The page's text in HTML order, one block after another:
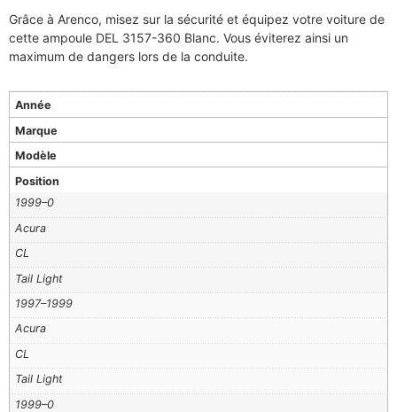
Grâce à Arenco, misez sur la sécurité et équipez votre voiture de
cette ampoule DEL 3157-360 Blanc. Vous éviterez ainsi un
maximum de dangers lors de la conduite.
Année
Marque
Modèle
Position
1999–0
Acura
CL
Tail Light
1997–1999
Acura
CL
Tail Light
1999–0